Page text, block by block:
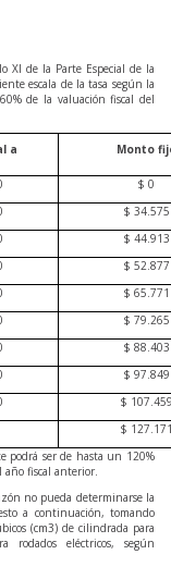
XI de la Parte Especial de la
escala de la tasa según la
de la valuación fiscal del
a Monto
$ 0
$ 34.575
$ 44.913
$ 52.877
$ 65.771
$ 79.265
$ 88.403
$ 97.849
$
$
podrá ser de hasta un 120%
año fiscal anterior.
no pueda determinarse la
a continuación, tomando
(cm3) de cilindrada para
rodados eléctricos, según